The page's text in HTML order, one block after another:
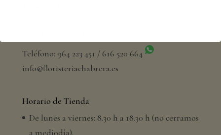
Teléfono: 964 223 451 / 616 520 664
info@floristeriachabrera.es
Horario de Tienda
De lunes a viernes: 8.30 h a 18.30 h (no cerramos
a mediodía).